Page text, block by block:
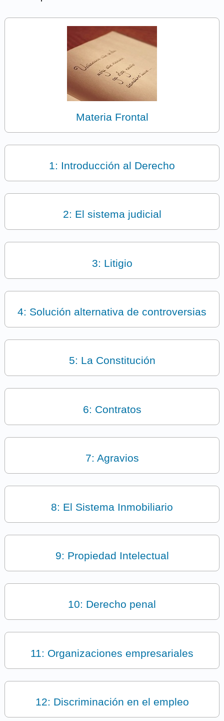
Materia Frontal
1: Introducción al Derecho
2: El sistema judicial
3: Litigio
4: Solución alternativa de controversias
5: La Constitución
6: Contratos
7: Agravios
8: El Sistema Inmobiliario
9: Propiedad Intelectual
10: Derecho penal
11: Organizaciones empresariales
12: Discriminación en el empleo